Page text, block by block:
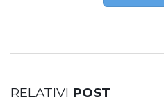
RELATIVI POST